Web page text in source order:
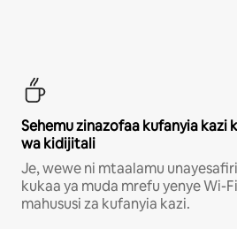
Sehemu zinazofaa kufanyia kazi
wa kidijitali
Je, wewe ni mtaalamu
kukaa ya muda mrefu yenye Wi-
mahususi za kufanyia kazi.